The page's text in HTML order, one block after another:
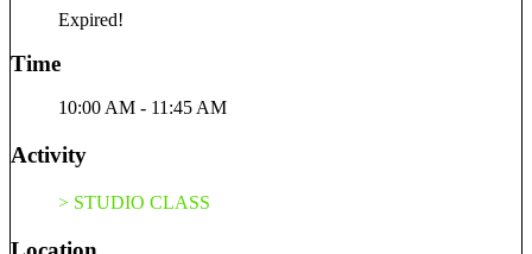
prin intonarea mantrelor și soundhealing. Sunt practician
unde să poți integra efectele practicii, să te poți cufunda adânc
Expired!
Time
10:00 AM - 11:45 AM
Activity
> STUDIO CLASS